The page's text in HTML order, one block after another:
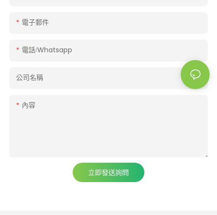
電子郵件
電話/whatsapp
公司名稱
內容
立即發送詢問